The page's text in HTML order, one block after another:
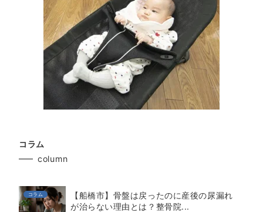
コラム
column
コラム
【船橋市】骨盤は戻ったのに産後の尿漏れ
が治らない理由とは？整骨院...